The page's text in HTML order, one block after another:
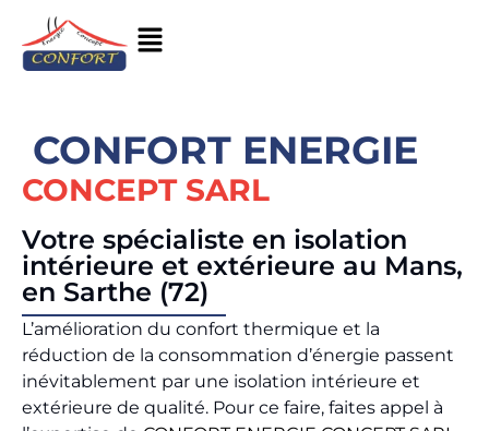
CONFORT ENERGIE
CONCEPT SARL
Votre spécialiste en isolation
intérieure et extérieure au Mans,
en Sarthe (72)
L’amélioration du confort thermique et la
réduction de la consommation d’énergie passent
inévitablement par une isolation intérieure et
extérieure de qualité. Pour ce faire, faites appel à